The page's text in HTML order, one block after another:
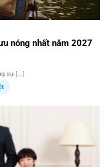
nóng nhất năm 2027
sự [...]